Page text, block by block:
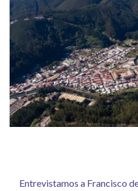
Entrevistamos a Francisco